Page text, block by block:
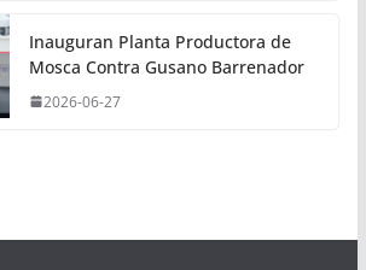
Inauguran Planta Productora de
Mosca Contra Gusano Barrenador
2026-06-27